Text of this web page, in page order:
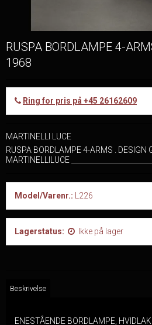
RUSPA BORDLAMPE 4-
1968
Ring for pris på +45 26162609
MARTINELLI LUCE
RUSPA BORDLAMPE 4-ARMS . DESIGN
MARTINELLILUCE
Model/Varenr.: L226
Lagerstatus: Ikke på lager
Beskrivelse
ENESTÅENDE BORDLAMPE,